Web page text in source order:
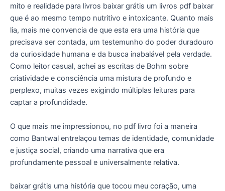
mito e realidade para livros baixar grátis um livros pdf baixar
que é ao mesmo tempo nutritivo e intoxicante. Quanto mais
lia, mais me convencia de que esta era uma história que
precisava ser contada, um testemunho do poder duradouro
da curiosidade humana e da busca inabalável pela verdade.
Como leitor casual, achei as escritas de Bohm sobre
criatividade e consciência uma mistura de profundo e
perplexo, muitas vezes exigindo múltiplas leituras para
captar a profundidade.
O que mais me impressionou, no pdf livro foi a maneira
como Bantwal entrelaçou temas de identidade, comunidade
e justiça social, criando uma narrativa que era
profundamente pessoal e universalmente relativa.
baixar grátis uma história que tocou meu coração, uma